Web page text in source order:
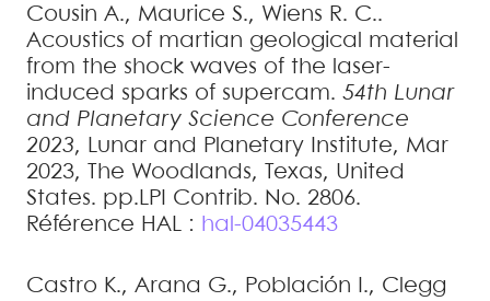
Cousin A., Maurice S., Wiens R. C..
Acoustics of martian geological material
from the shock waves of the laser-
induced sparks of supercam. 54th Lunar
and Planetary Science Conference
2023, Lunar and Planetary Institute, Mar
2023, The Woodlands, Texas, United
States. pp.LPI Contrib. No. 2806.
Référence HAL : hal-04035443
Castro K., Arana G., Población I., Clegg